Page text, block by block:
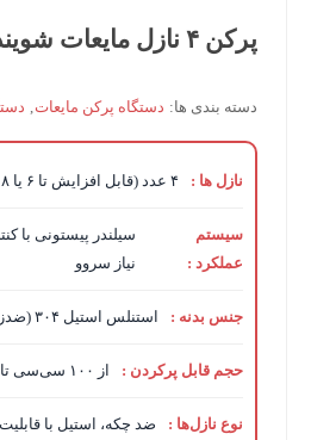
پرکن ۴ نازل مایعات شوینده
دسته بندی ها: دستگاه پرکن مایعات,
نازل ها : ۴ عدد (قابل افزایش تا ۶ یا ۸ نازل بنا به سفارش)
سیستم
عملکرد :
سیلندر پیستونی با
نیاز سروو
جنس بدنه : استنلس استیل ۳۰۴ (ضدزنگ و بهداشتی)
حجم قابل پرکردن : از ۱۰۰ سی‌سی تا ۱۰۰۰ سی‌سی (قابل تنظیم)
نوع نازل‌ها : ضد چکه، استیل با